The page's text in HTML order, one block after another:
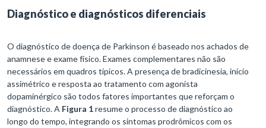
Diagnóstico e diagnósticos diferenciais
O diagnóstico de doença de Parkinson é baseado nos achados de
anamnese e exame físico. Exames complementares não são
necessários em quadros típicos. A presença de bradicinesia, início
assimétrico e resposta ao tratamento com agonista
dopaminérgico são todos fatores importantes que reforçam o
diagnóstico. A Figura 1resume o processo de diagnóstico ao
longo do tempo, integrando os sintomas prodrômicos com os